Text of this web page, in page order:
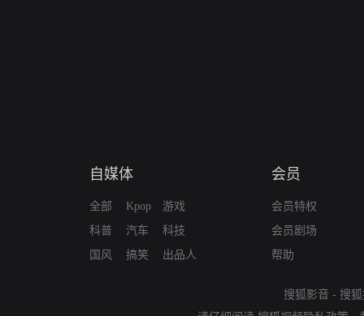
自媒体
全部
科普
国风
Kpop
汽车
搞笑
游戏
科技
出品人
会员
会员特权
会员剧场
帮助
搜狐影音 - 搜